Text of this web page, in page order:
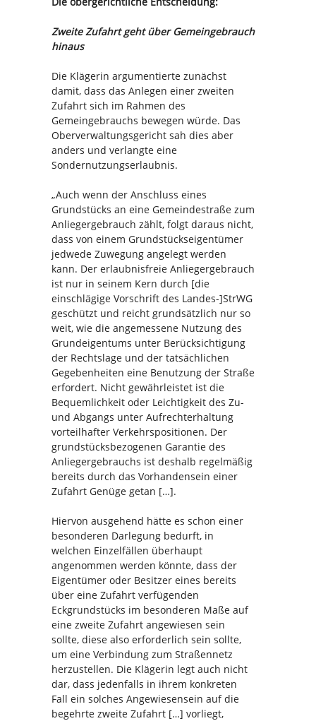
Zweite Zufahrt geht über Gemeingebrauch
hinaus
Die Klägerin argumentierte zunächst
damit, dass das Anlegen einer zweiten
Zufahrt sich im Rahmen des
Gemeingebrauchs bewegen würde. Das
Oberverwaltungsgericht sah dies aber
anders und verlangte eine
Sondernutzungserlaubnis.
„Auch wenn der Anschluss eines
Grundstücks an eine Gemeindestraße zum
Anliegergebrauch zählt, folgt daraus nicht,
dass von einem Grundstückseigentümer
jedwede Zuwegung angelegt werden
kann. Der erlaubnisfreie Anliegergebrauch
ist nur in seinem Kern durch [die
einschlägige Vorschrift des Landes-]StrWG
geschützt und reicht grundsätzlich nur so
weit, wie die angemessene Nutzung des
Grundeigentums unter Berücksichtigung
der Rechtslage und der tatsächlichen
Gegebenheiten eine Benutzung der Straße
erfordert. Nicht gewährleistet ist die
Bequemlichkeit oder Leichtigkeit des Zu-
und Abgangs unter Aufrechterhaltung
vorteilhafter Verkehrspositionen. Der
grundstücksbezogenen Garantie des
Anliegergebrauchs ist deshalb regelmäßig
bereits durch das Vorhandensein einer
Zufahrt Genüge getan […].
Hiervon ausgehend hätte es schon einer
besonderen Darlegung bedurft, in
welchen Einzelfällen überhaupt
angenommen werden könnte, dass der
Eigentümer oder Besitzer eines bereits
über eine Zufahrt verfügenden
Eckgrundstücks im besonderen Maße auf
eine zweite Zufahrt angewiesen sein
sollte, diese also erforderlich sein sollte,
um eine Verbindung zum Straßennetz
herzustellen. Die Klägerin legt auch nicht
dar, dass jedenfalls in ihrem konkreten
Fall ein solches Angewiesensein auf die
begehrte zweite Zufahrt […] vorliegt,